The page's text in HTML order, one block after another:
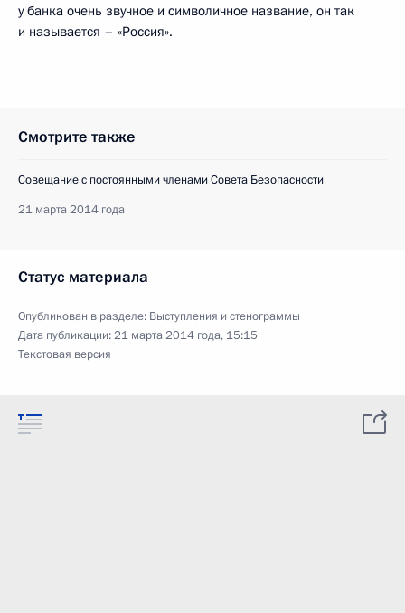
у банка очень звучное и символичное название, он так
и называется – «Россия».
Смотрите также
Совещание с постоянными членами Совета Безопасности
21 марта 2014 года
Статус материала
Опубликован в разделе: Выступления и стенограммы
Дата публикации:21 марта 2014 года, 15:15
Текстовая версия